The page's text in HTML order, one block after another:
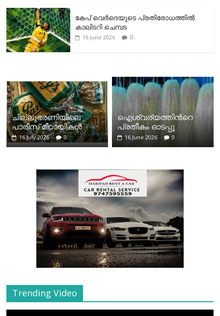
കേപ് വെര്‍ദെയുടെ പ്രതിരോധത്തില്‍
കാലിടറി ചെമ്പട
16 June 2026 0
ചില്ലുഭരണിയിലെ
പാരീസ് മിഠായികള്‍
16 July 2026 0
ഐശ്വര്യത്തിന്‍റെ
പ്രതീകം ഓടപ്പൂ
16 June 2026 0
Trending Video